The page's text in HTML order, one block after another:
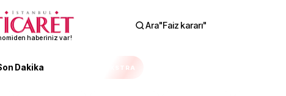
haberiniz var!
Ara"Faiz kararı"
Dakika EKSTRA